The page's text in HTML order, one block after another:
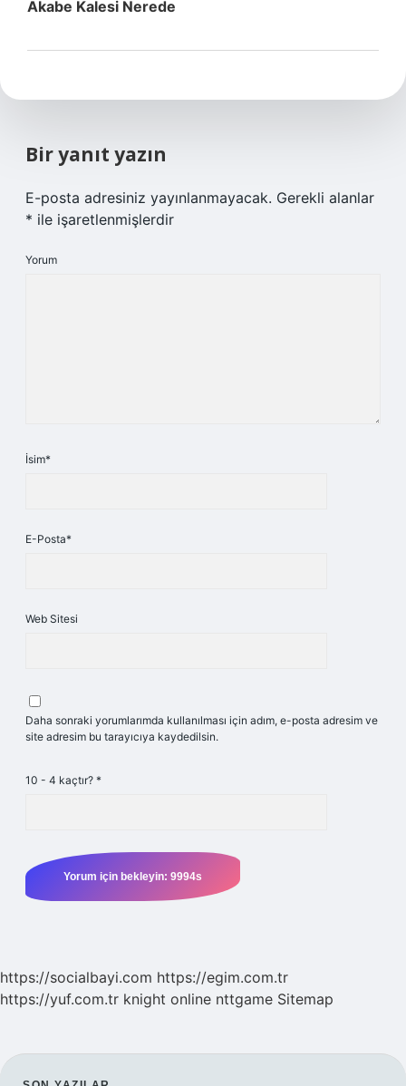
Akabe Kalesi Nerede
Bir yanıt yazın
E-posta adresiniz yayınlanmayacak. Gerekli alanlar
* ile işaretlenmişlerdir
Yorum
İsim*
E-Posta*
Web Sitesi
Daha sonraki yorumlarımda kullanılması için adım, e-posta adresim ve
site adresim bu tarayıcıya kaydedilsin.
10 - 4 kaçtır? *
https://socialbayi.com https://egim.com.tr
https://yuf.com.tr knight online nttgame Sitemap